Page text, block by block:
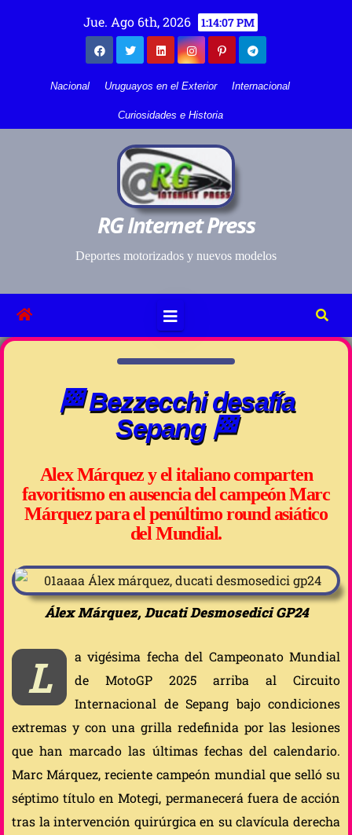
Jue. Ago 6th, 2026 1:14:07 PM
Nacional Uruguayos en el Exterior Internacional
Curiosidades e Historia
RG Internet Press
Deportes motorizados y nuevos modelos
🏁 Bezzecchi desafía
Sepang 🏁
Alex Márquez y el italiano comparten
favoritismo en ausencia del campeón Marc
Márquez para el penúltimo round asiático
del Mundial.
Álex Márquez, Ducati Desmosedici GP24
L
a vigésima fecha del Campeonato Mundial
de MotoGP 2025 arriba al Circuito
Internacional de Sepang bajo condiciones
extremas y con una grilla redefinida por las lesiones
que han marcado las últimas fechas del calendario.
Marc Márquez, reciente campeón mundial que selló su
séptimo título en Motegi, permanecerá fuera de acción
tras la intervención quirúrgica en su clavícula derecha